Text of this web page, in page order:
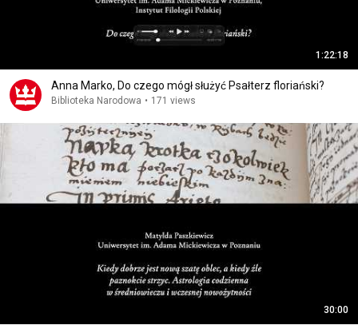
1:22:18
Anna Marko, Do czego mógł służyć Psałterz floriański?
Biblioteka Narodowa • 171 views
30:00